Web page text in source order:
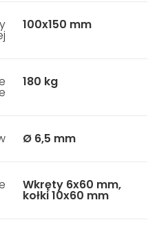
100x150 mm
180 kg
Ø 6,5 mm
Wkręty 6x60 mm,
kołki 10x60 mm